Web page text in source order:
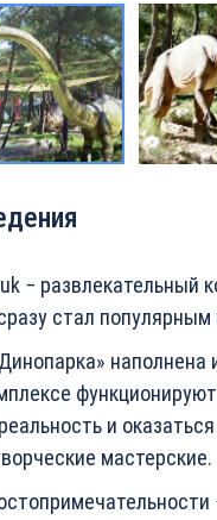
−
стал
и
мастерские.